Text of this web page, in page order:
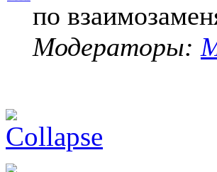
по
Модераторы: